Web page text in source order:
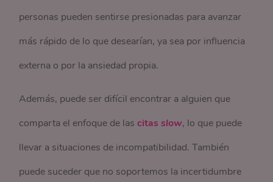
personas pueden sentirse presionadas para avanzar
más rápido de lo que desearían, ya sea por influencia
externa o por la ansiedad propia.
Además, puede ser difícil encontrar a alguien que
comparta el enfoque de lascitasslow, lo que puede
llevar a situaciones de incompatibilidad. También
puede suceder que no soportemos la incertidumbre